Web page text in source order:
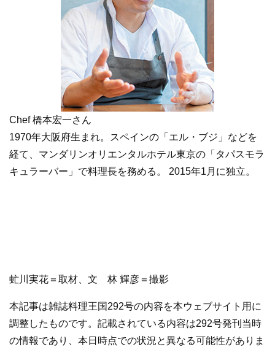
Chef 橋本宏一さん
1970年大阪府生まれ。スペインの「エル・ブジ」などを
経て、マンダリンオリエンタルホテル東京の「タパスモラ
キュラーバー」で料理長を務める。 2015年1月に独立。
虻川実花＝取材、文 林 輝彦＝撮影
本記事は雑誌料理王国292号の内容を本ウェブサイト用に
調整したものです。記載されている内容は292号発刊当時
の情報であり、本日時点での状況と異なる可能性がありま